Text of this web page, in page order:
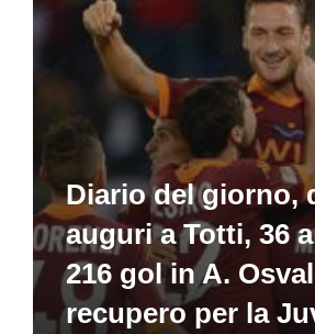
Diario del giorno,
auguri a Totti, 36
216 gol in A.
recupero per la